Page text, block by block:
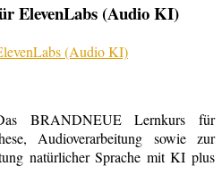
ElevenLabs (Audio KI)
BRANDNEUE Lernkurs für
Audioverarbeitung sowie zur
natürlicher Sprache mit KI plus